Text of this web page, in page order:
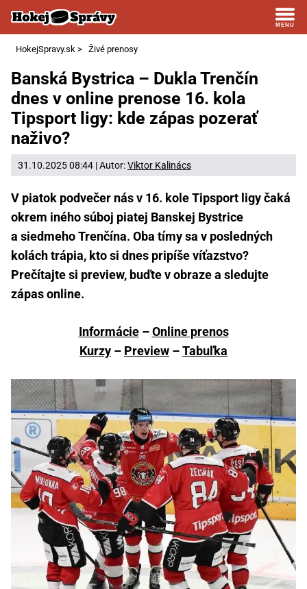
HokejSpravy.sk > Živé prenosy
Banská Bystrica – Dukla Trenčín
dnes v online prenose 16. kola
Tipsport ligy: kde zápas pozerať
naživo?
31.10.2025 08:44 | Autor:Viktor Kalinács
V piatok podvečer nás v 16. kole Tipsport ligy čaká
okrem iného súboj piatej Banskej Bystrice
a siedmeho Trenčína. Oba tímy sa v posledných
kolách trápia, kto si dnes pripíše víťazstvo?
Prečítajte si preview, buďte v obraze a sledujte
zápas online.
Informácie–Online prenos
Kurzy – Preview –Tabuľka